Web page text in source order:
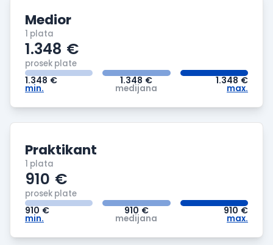
Medior
1 plata
1.348 €
prosek plate
1.348 €
min.
1.348 €
medijana
1.348 €
max.
Praktikant
1 plata
910 €
prosek plate
910 €
min.
910 €
medijana
910 €
max.